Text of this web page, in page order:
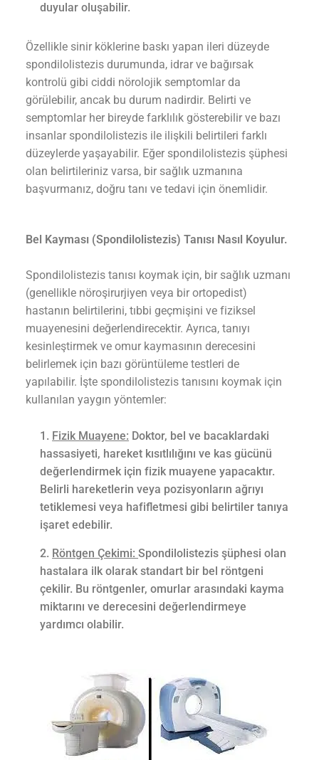
duyular oluşabilir.
Özellikle sinir köklerine baskı yapan ileri düzeyde
spondilolistezis durumunda, idrar ve bağırsak
kontrolü gibi ciddi nörolojik semptomlar da
görülebilir, ancak bu durum nadirdir. Belirti ve
semptomlar her bireyde farklılık gösterebilir ve bazı
insanlar spondilolistezis ile ilişkili belirtileri farklı
düzeylerde yaşayabilir. Eğer spondilolistezis şüphesi
olan belirtileriniz varsa, bir sağlık uzmanına
başvurmanız, doğru tanı ve tedavi için önemlidir.
Bel Kayması (Spondilolistezis) Tanısı Nasıl Koyulur.
Spondilolistezis tanısı koymak için, bir sağlık uzmanı
(genellikle nöroşirurjiyen veya bir ortopedist)
hastanın belirtilerini, tıbbi geçmişini ve fiziksel
muayenesini değerlendirecektir. Ayrıca, tanıyı
kesinleştirmek ve omur kaymasının derecesini
belirlemek için bazı görüntüleme testleri de
yapılabilir. İşte spondilolistezis tanısını koymak için
kullanılan yaygın yöntemler:
Fizik Muayene: Doktor, bel ve bacaklardaki
hassasiyeti, hareket kısıtlılığını ve kas gücünü
değerlendirmek için fizik muayene yapacaktır.
Belirli hareketlerin veya pozisyonların ağrıyı
tetiklemesi veya hafifletmesi gibi belirtiler tanıya
işaret edebilir.
Röntgen Çekimi:Spondilolistezis şüphesi olan
hastalara ilk olarak standart bir bel röntgeni
çekilir. Bu röntgenler, omurlar arasındaki kayma
miktarını ve derecesini değerlendirmeye
yardımcı olabilir.